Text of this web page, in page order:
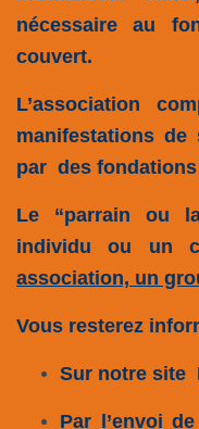
nécessaire au
couvert.
L’association
manifestations
par des
Le “parrain ou
individu ou un
association, un
Vous resterez
Sur notre site
Par l’envoi